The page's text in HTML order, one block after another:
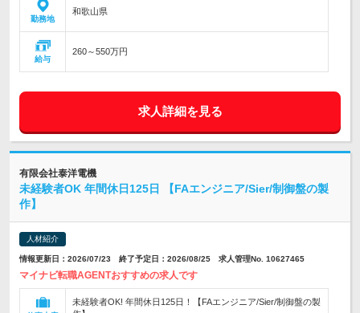
勤務地
和歌山県
給与
260～550万円
求人詳細を見る
有限会社泰洋電機
未経験者OK 年間休日125日 【FAエンジニア/Sier/制御盤の製
作】
人材紹介
情報更新日：2026/07/23 終了予定日：2026/08/25 求人管理No. 10627465
マイナビ転職AGENTおすすめの求人です
未経験者OK! 年間休日125日！【FAエンジニア/Sier/制御盤の製